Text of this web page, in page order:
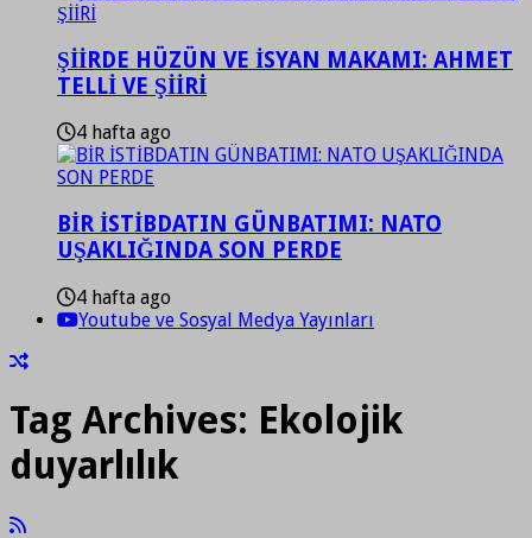
ŞİİRDE HÜZÜN VE İSYAN MAKAMI: AHMET
TELLİ VE ŞİİRİ
4 hafta ago
BİR İSTİBDATIN GÜNBATIMI: NATO
UŞAKLIĞINDA SON PERDE
4 hafta ago
Youtube ve Sosyal Medya Yayınları
Tag Archives: Ekolojik
duyarlılık